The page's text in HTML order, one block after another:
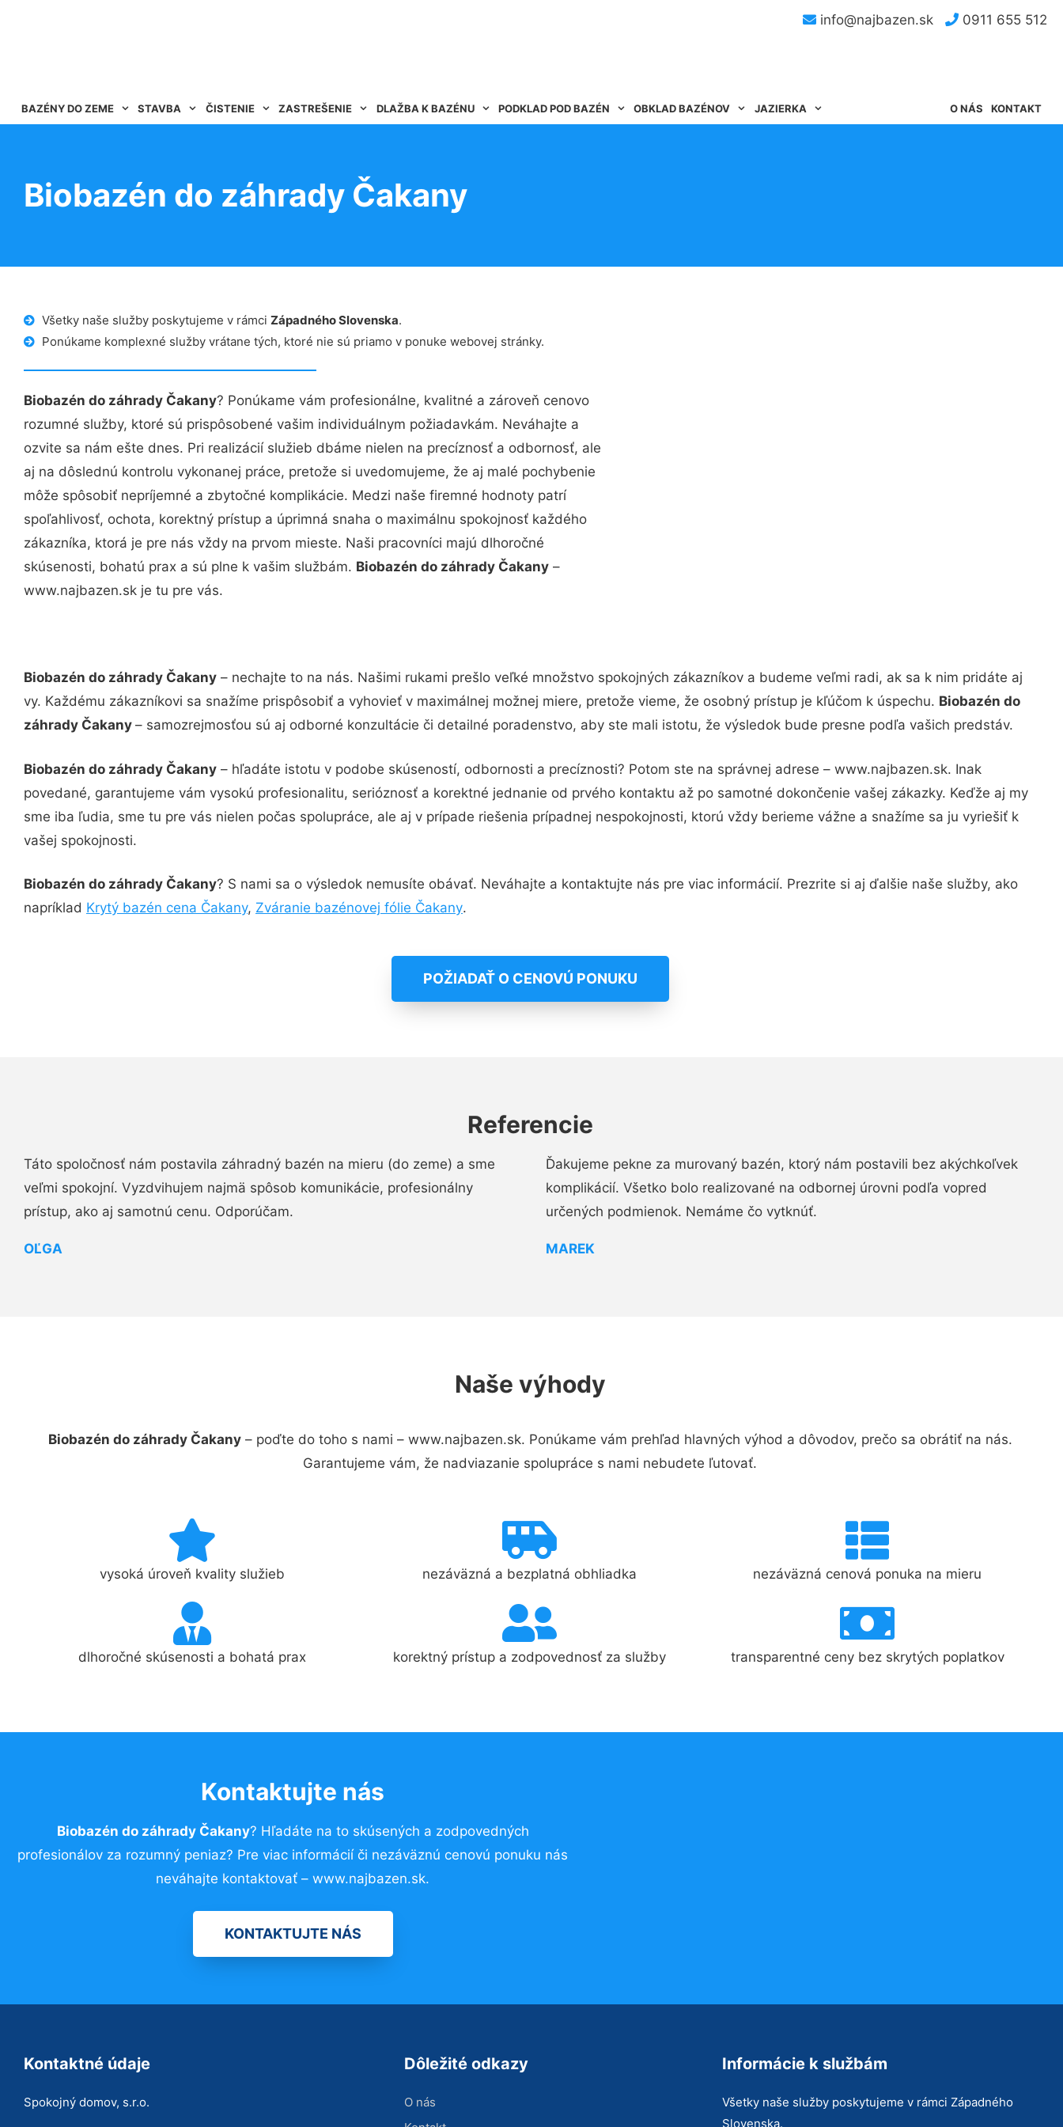
info@najbazen.sk 0911 655 512
BAZÉNY DO ZEME STAVBA ČISTENIE ZASTREŠENIE DLAŽBA K BAZÉNU PODKLAD POD BAZÉN OBKLAD BAZÉNOV JAZIERKA KONTAKT
O NÁS
Biobazén do záhrady Čakany
Všetky naše služby poskytujeme v rámci Západného Slovenska.
Ponúkame komplexné služby vrátane tých, ktoré nie sú priamo v ponuke webovej stránky.
Biobazén do záhrady Čakany? Ponúkame vám profesionálne, kvalitné a zároveň cenovo
rozumné služby, ktoré sú prispôsobené vašim individuálnym požiadavkám. Neváhajte a
ozvite sa nám ešte dnes. Pri realizácií služieb dbáme nielen na precíznosť a odbornosť, ale
aj na dôslednú kontrolu vykonanej práce, pretože si uvedomujeme, že aj malé pochybenie
môže spôsobiť nepríjemné a zbytočné komplikácie. Medzi naše firemné hodnoty patrí
spoľahlivosť, ochota, korektný prístup a úprimná snaha o maximálnu spokojnosť každého
zákazníka, ktorá je pre nás vždy na prvom mieste. Naši pracovníci majú dlhoročné
skúsenosti, bohatú prax a sú plne k vašim službám. Biobazén do záhrady Čakany –
www.najbazen.sk je tu pre vás.
Biobazén do záhrady Čakany – nechajte to na nás. Našimi rukami prešlo veľké množstvo spokojných zákazníkov a budeme veľmi radi, ak sa k nim pridáte aj
vy. Každému zákazníkovi sa snažíme prispôsobiť a vyhovieť v maximálnej možnej miere, pretože vieme, že osobný prístup je kľúčom k úspechu. Biobazén do
záhrady Čakany – samozrejmosťou sú aj odborné konzultácie či detailné poradenstvo, aby ste mali istotu, že výsledok bude presne podľa vašich predstáv.
Biobazén do záhrady Čakany – hľadáte istotu v podobe skúseností, odbornosti a precíznosti? Potom ste na správnej adrese – www.najbazen.sk. Inak
povedané, garantujeme vám vysokú profesionalitu, serióznosť a korektné jednanie od prvého kontaktu až po samotné dokončenie vašej zákazky. Keďže aj my
sme iba ľudia, sme tu pre vás nielen počas spolupráce, ale aj v prípade riešenia prípadnej nespokojnosti, ktorú vždy berieme vážne a snažíme sa ju vyriešiť k
vašej spokojnosti.
Biobazén do záhrady Čakany? S nami sa o výsledok nemusíte obávať. Neváhajte a kontaktujte nás pre viac informácií. Prezrite si aj ďalšie naše služby, ako
napríklad Krytý bazén cena Čakany, Zváranie bazénovej fólie Čakany.
POŽIADAŤ O CENOVÚ PONUKU
Referencie
Táto spoločnosť nám postavila záhradný bazén na mieru (do zeme) a sme
veľmi spokojní. Vyzdvihujem najmä spôsob komunikácie, profesionálny
prístup, ako aj samotnú cenu. Odporúčam.
OĽGA
Ďakujeme pekne za murovaný bazén, ktorý nám postavili bez akýchkoľvek
komplikácií. Všetko bolo realizované na odbornej úrovni podľa vopred
určených podmienok. Nemáme čo vytknúť.
MAREK
Naše výhody
Biobazén do záhrady Čakany– poďte do toho s nami – www.najbazen.sk. Ponúkame vám prehľad hlavných výhod a dôvodov, prečo sa obrátiť na nás.
Garantujeme vám, že nadviazanie spolupráce s nami nebudete ľutovať.
vysoká úroveň kvality služieb nezáväzná a bezplatná obhliadka nezáväzná cenová ponuka na mieru
dlhoročné skúsenosti a bohatá prax korektný prístup a zodpovednosť za služby transparentné ceny bez skrytých poplatkov
Kontaktujte nás
Biobazén do záhrady Čakany? Hľadáte na to skúsených a zodpovedných
profesionálov za rozumný peniaz? Pre viac informácií či nezáväznú cenovú ponuku nás
neváhajte kontaktovať – www.najbazen.sk.
KONTAKTUJTE NÁS
Kontaktné údaje
Spokojný domov, s.r.o.
Dôležité odkazy
O nás
Informácie k službám
Všetky naše služby poskytujeme v rámci Západného
Slovenska.